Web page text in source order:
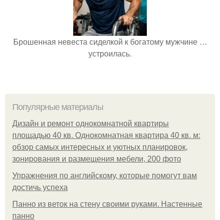
Брошенная невеста сиделкой к богатому мужчине …
устроилась.
Популярные материалы
Дизайн и ремонт однокомнатной квартиры
площадью 40 кв. Однокомнатная квартира 40 кв. м:
обзор самых интересных и уютных планировок,
зонирования и размещения мебели, 200 фото
Упражнения по английскому, которые помогут вам
достичь успеха
Панно из веток на стену своими руками. Настенные
панно